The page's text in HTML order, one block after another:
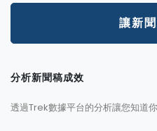
讓新
分析新聞稿成效
透過Trek數據平台的分析讓您知道